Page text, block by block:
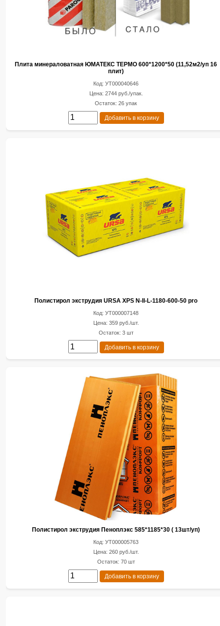
Плита минераловатная ЮМАТЕКС ТЕРМО 600*1200*50 (11,52м2/уп 16
плит)
Код: УТ000040646
Цена: 2744 руб./упак.
Остаток: 26 упак
Добавить в корзину
Полистирол экструдия URSA XPS N-II-L-1180-600-50 pro
Код: УТ000007148
Цена: 359 руб./шт.
Остаток: 3 шт
Добавить в корзину
Полистирол экструдия Пеноплэкс 585*1185*30 ( 13шт/уп)
Код: УТ000005763
Цена: 260 руб./шт.
Остаток: 70 шт
Добавить в корзину